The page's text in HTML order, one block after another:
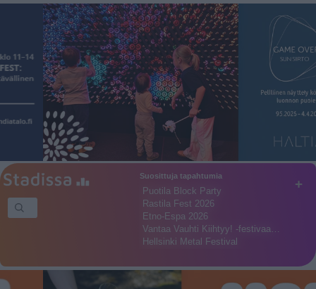
+
Suosittuja tapahtumia
Puotila Block Party
Rastila Fest 2026
Etno-Espa 2026
Vantaa Vauhti Kiihtyy! -festivaa…
Hellsinki Metal Festival